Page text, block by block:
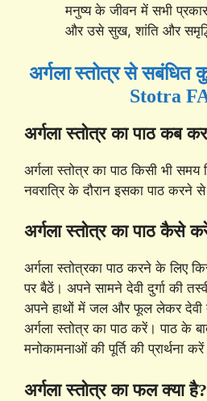
मनुष्य के जीवन में सभी
और उसे सुख, शांति और समृद्धि
अर्गला स्तोत्र से
Stotra
अर्गला स्तोत्र का पाठ कब
अर्गला स्तोत्र का पाठ किसी भी
नवरात्रि के दौरान इसका पाठ करने से
अर्गला स्तोत्र का पाठ कैसे
अर्गला स्तोत्रका पाठ करने के लिए
पर बैठें। अपने सामने देवी दुर्गा की
अपने हाथों में जल और फूल लेकर देवी
अर्गला स्तोत्र का पाठ करें। पाठ के
मनोकामनाओं की पूर्ति की प्रार्थना
अर्गला स्तोत्र का फल क्या है?